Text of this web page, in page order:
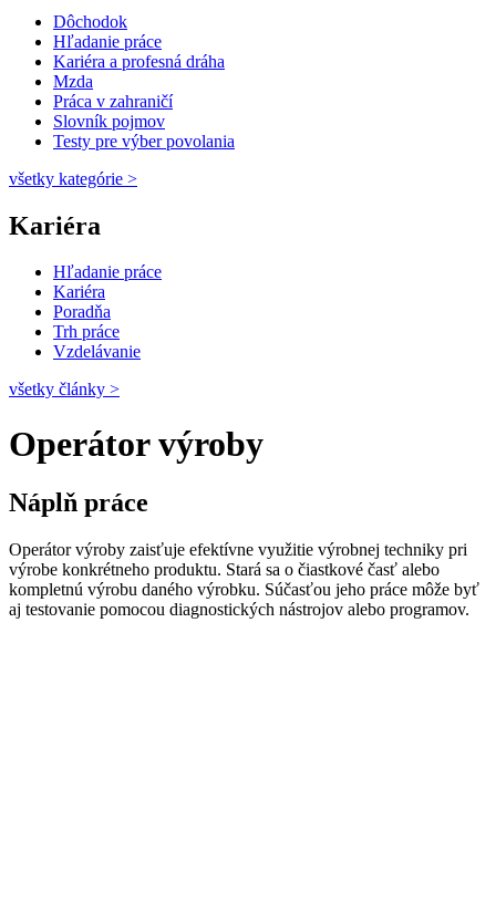
Dôchodok
Hľadanie práce
Kariéra a profesná dráha
Mzda
Práca v zahraničí
Slovník pojmov
Testy pre výber povolania
všetky kategórie >
Kariéra
Hľadanie práce
Kariéra
Poradňa
Trh práce
Vzdelávanie
všetky články >
Operátor výroby
Náplň práce
Operátor výroby zaisťuje efektívne využitie výrobnej techniky pri
výrobe konkrétneho produktu. Stará sa o čiastkové časť alebo
kompletnú výrobu daného výrobku. Súčasťou jeho práce môže byť
aj testovanie pomocou diagnostických nástrojov alebo programov.